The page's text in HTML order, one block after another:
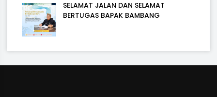
SELAMAT JALAN DAN SELAMAT
BERTUGAS BAPAK BAMBANG